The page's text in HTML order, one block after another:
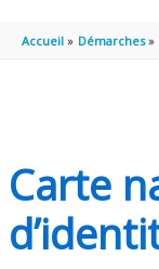
Accueil Démarches
Carte